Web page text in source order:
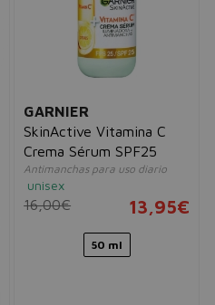
GARNIER
SkinActive Vitamina C
Crema Sérum SPF25
Antimanchas para uso diario
unisex
16,00€ 13,95€
50 ml